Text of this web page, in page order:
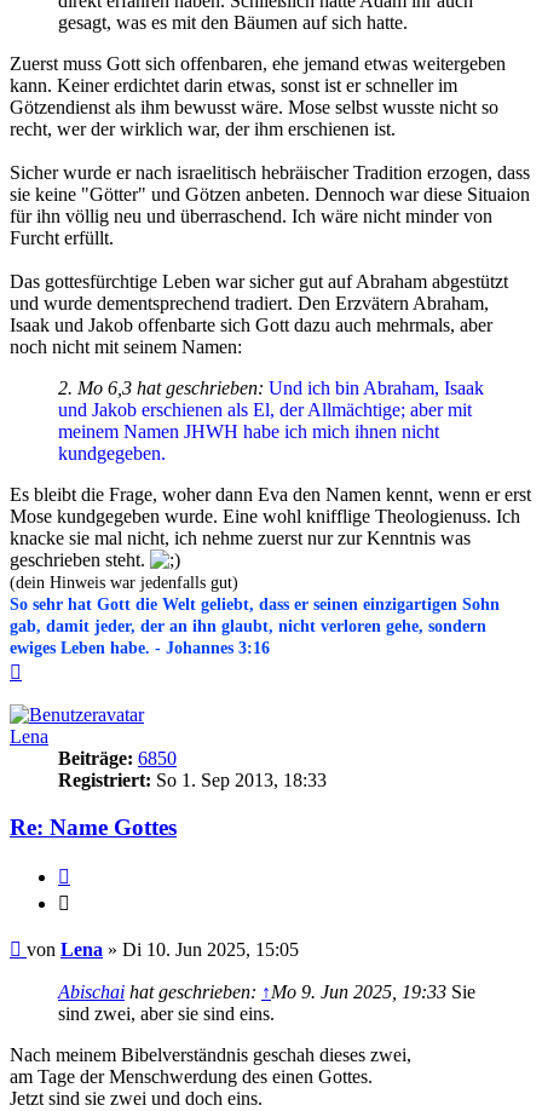
gesagt, was es mit den Bäumen auf sich hatte.
Zuerst muss Gott sich offenbaren, ehe jemand etwas weitergeben
kann. Keiner erdichtet darin etwas, sonst ist er schneller im
Götzendienst als ihm bewusst wäre. Mose selbst wusste nicht so
recht, wer der wirklich war, der ihm erschienen ist.
Sicher wurde er nach israelitisch hebräischer Tradition erzogen, dass
sie keine "Götter" und Götzen anbeten. Dennoch war diese Situaion
für ihn völlig neu und überraschend. Ich wäre nicht minder von
Furcht erfüllt.
Das gottesfürchtige Leben war sicher gut auf Abraham abgestützt
und wurde dementsprechend tradiert. Den Erzvätern Abraham,
Isaak und Jakob offenbarte sich Gott dazu auch mehrmals, aber
noch nicht mit seinem Namen:
2. Mo 6,3 hat geschrieben: Und ich bin Abraham, Isaak
und Jakob erschienen als El, der Allmächtige; aber mit
meinem Namen JHWH habe ich mich ihnen nicht
kundgegeben.
Es bleibt die Frage, woher dann Eva den Namen kennt, wenn er erst
Mose kundgegeben wurde. Eine wohl knifflige Theologienuss. Ich
knacke sie mal nicht, ich nehme zuerst nur zur Kenntnis was
geschrieben steht.
(dein Hinweis war jedenfalls gut)
So sehr hat Gott die Welt geliebt, dass er seinen einzigartigen Sohn
gab, damit jeder, der an ihn glaubt, nicht verloren gehe, sondern
ewiges Leben habe. - Johannes 3:16
Lena
Beiträge: 6850
Registriert: So 1. Sep 2013, 18:33
Re: Name Gottes
Beitrag
von Lena » Di 10. Jun 2025, 15:05
Abischai hat geschrieben: ↑Mo 9. Jun 2025, 19:33 Sie
sind zwei, aber sie sind eins.
Nach meinem Bibelverständnis geschah dieses zwei,
am Tage der Menschwerdung des einen Gottes.
Jetzt sind sie zwei und doch eins.